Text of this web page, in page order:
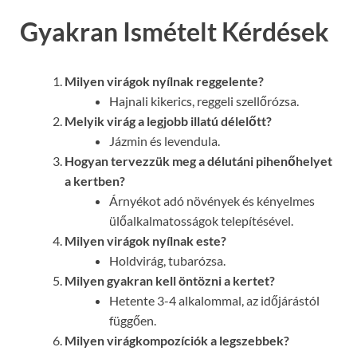
Gyakran Ismételt Kérdések
Milyen virágok nyílnak reggelente?
Hajnali kikerics, reggeli szellőrózsa.
Melyik virág a legjobb illatú délelőtt?
Jázmin és levendula.
Hogyan tervezzük meg a délutáni pihenőhelyet
a kertben?
Árnyékot adó növények és kényelmes
ülőalkalmatosságok telepítésével.
Milyen virágok nyílnak este?
Holdvirág, tubarózsa.
Milyen gyakran kell öntözni a kertet?
Hetente 3-4 alkalommal, az időjárástól
függően.
Milyen virágkompozíciók a legszebbek?